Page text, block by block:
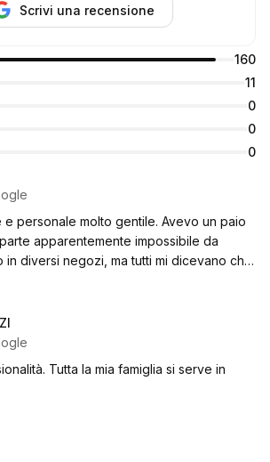
160
11
0
0
0
Scrivi una recensione
personale molto gentile. Avevo un paio
apparentemente impossibile da
in diversi negozi, ma tutti mi dicevano che
nell’impresa!
molto importanti per me e, grazie al loro
Tutta la mia famiglia si serve in